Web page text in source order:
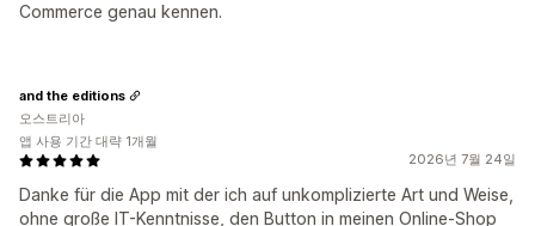
Commerce genau kennen.
2026년 7월 24일
Danke für die App mit der ich auf unkomplizierte Art und Weise,
ohne große IT-Kenntnisse, den Button in meinen Online-Shop
and the editions
오스트리아
앱 사용 기간 대략 1개월